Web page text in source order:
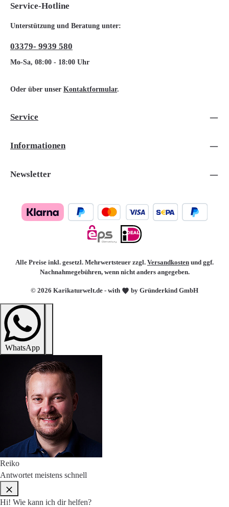
Service-Hotline
Unterstützung und Beratung unter:
03379- 9939 580
Mo-Sa, 08:00 - 18:00 Uhr
Oder über unser Kontaktformular.
Service
Informationen
Newsletter
© 2026 Karikaturwelt.de - with by Gründerkind GmbH
Alle Preise inkl. gesetzl. Mehrwertsteuer zzgl. Versandkosten und ggf.
Nachnahmegebühren, wenn nicht anders angegeben.
WhatsApp
Reiko
Antwortet meistens schnell
Hi! Wie kann ich dir helfen?